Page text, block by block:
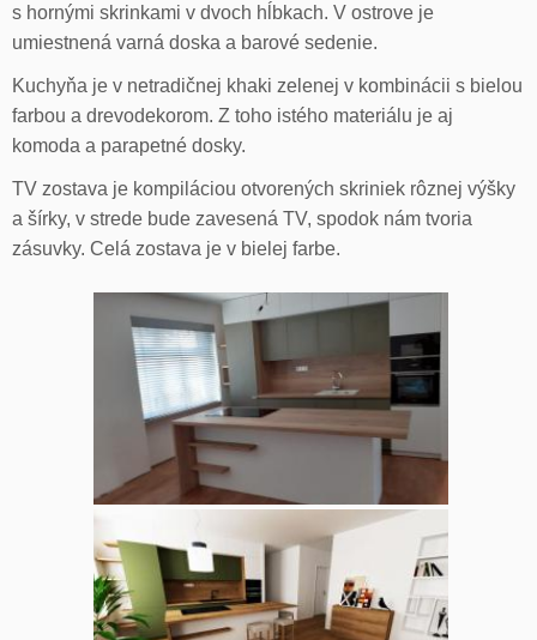
s hornými skrinkami v dvoch hĺbkach. V ostrove je
umiestnená varná doska a barové sedenie.
Kuchyňa je v netradičnej khaki zelenej v kombinácii s bielou
farbou a drevodekorom. Z toho istého materiálu je aj
komoda a parapetné dosky.
TV zostava je kompiláciou otvorených skriniek rôznej výšky
a šírky, v strede bude zavesená TV, spodok nám tvoria
zásuvky. Celá zostava je v bielej farbe.